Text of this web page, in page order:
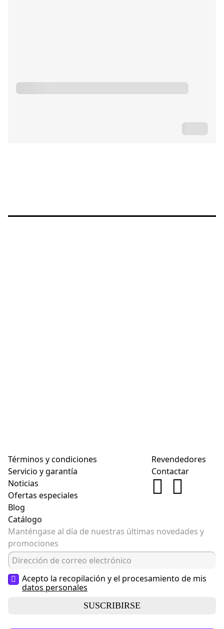
Términos y condiciones
Servicio y garantía
Noticias
Ofertas especiales
Blog
Catálogo
Revendedores
Contactar
Manténgase al día de nuestras últimas novedades y
promociones
Acepto la recopilación y el procesamiento de mis
datos personales
SUSCRIBIRSE